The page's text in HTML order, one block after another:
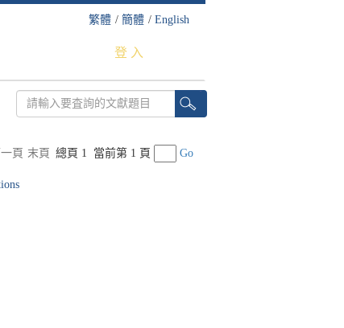
繁體 / 簡體 / English
登 入
一頁 末頁 總頁 1 當前第 1 頁 Go